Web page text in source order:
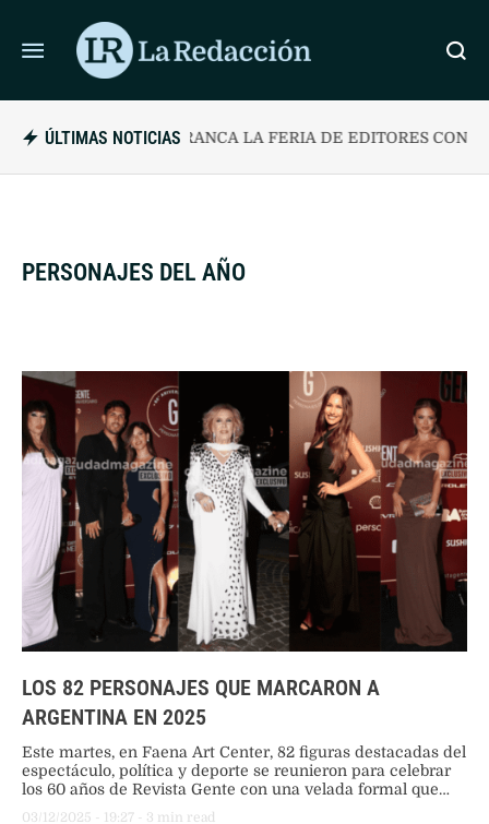
ÚLTIMAS NOTICIASARRANCA LA FERIA DE EDITORES CON
PERSONAJES DEL AÑO
LOS 82 PERSONAJES QUE MARCARON A
ARGENTINA EN 2025
Este martes, en Faena Art Center, 82 figuras destacadas del
espectáculo, política y deporte se reunieron para celebrar
los 60 años de Revista Gente con una velada formal que
03/12/2025 - 19:27 - 3 min read